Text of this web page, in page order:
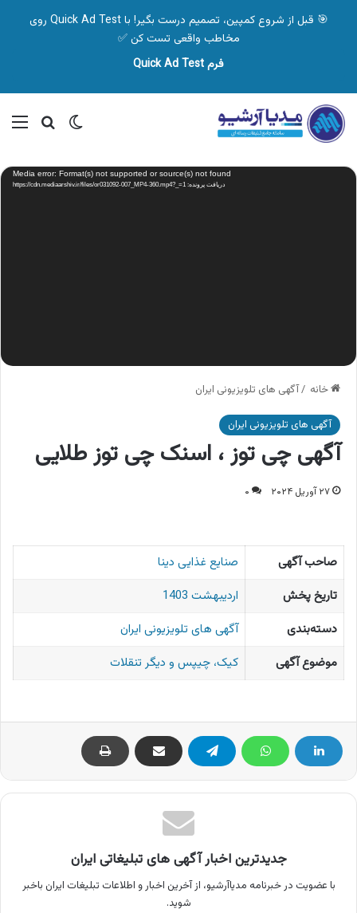
🎯 قبل از شروع کمپین، تصمیم درست بگیر! با Quick Ad Test روی
مخاطب واقعی تست کن ✅
فرم Quick Ad Test
تغییر پوسته
نمایشگر
ویدیو Media error: Format(s) not supported or source(s) not found
دریافت پرونده: https://cdn.mediaarshiv.ir/files/or031092-007_MP4-360.mp4?_=1
خانه /آگهی های تلویزیونی ایران
آگهی های تلویزیونی ایران
آگهی چی توز ، اسنک چی توز طلایی
۲۷ آوریل ۲۰۲۴ ۰
صاحب آگهی
صنایع غذایی دینا
تاریخ پخش
اردیبهشت 1403
دسته‌بندی
آگهی های تلویزیونی ایران
موضوع آگهی
کیک، چیپس و دیگر تنقلات
جدیدترین اخبار آگهی های تبلیغاتی ایران
با عضویت در خبرنامه مدیاآرشیو، از آخرین اخبار و اطلاعات تبلیغات ایران باخبر
شوید.